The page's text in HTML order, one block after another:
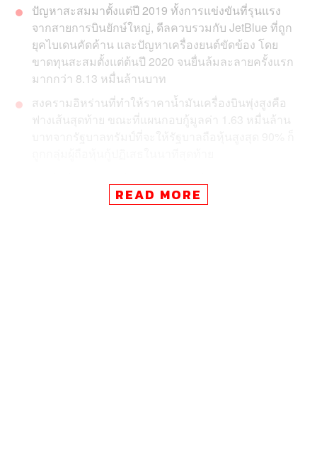
ปัญหาสะสมมาตั้งแต่ปี 2019 ทั้งการแข่งขันที่รุนแรง
จากสายการบินยักษ์ใหญ่, ดีลควบรวมกับ JetBlue ที่ถูก
ยุคไบเดนคัดค้าน และปัญหาเครื่องยนต์ขัดข้อง โดย
ขาดทุนสะสมตั้งแต่ต้นปี 2020 จนยื่นล้มละลายครั้งแรก
มากกว่า 8.13 หมื่นล้านบาท
สงครามอิหร่านที่ทำให้ราคาน้ำมันเครื่องบินพุ่งสูงคือ
ฟางเส้นสุดท้าย ขณะที่แผนกอบกู้มูลค่า 1.63 หมื่นล้าน
โดยสารกว่า 1.8 ล้านที่นั่งในเดือนพฤษภาคม ขณะที่
READ MORE